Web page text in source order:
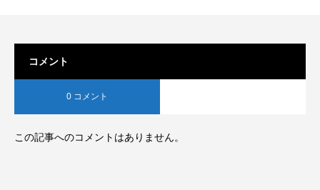
コメント
0 コメント
この記事へのコメントはありません。